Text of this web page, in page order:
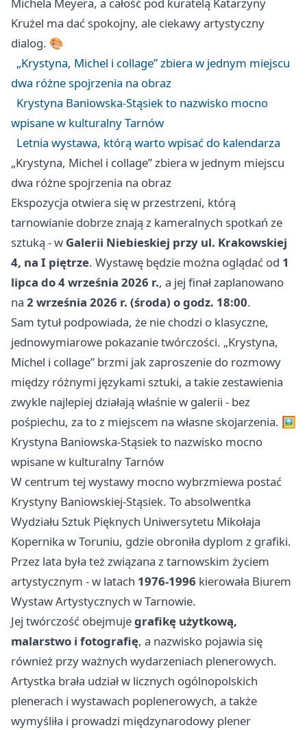
Michela Meyera, a całość pod kuratelą Katarzyny
Krużel ma dać spokojny, ale ciekawy artystyczny
dialog. 🎨
„Krystyna, Michel i collage” zbiera w jednym miejscu
dwa różne spojrzenia na obraz
Krystyna Baniowska-Stąsiek to nazwisko mocno
wpisane w kulturalny Tarnów
Letnia wystawa, którą warto wpisać do kalendarza
„Krystyna, Michel i collage” zbiera w jednym miejscu
dwa różne spojrzenia na obraz
Ekspozycja otwiera się w przestrzeni, którą
tarnowianie dobrze znają z kameralnych spotkań ze
sztuką - w Galerii Niebieskiej przy ul. Krakowskiej
4, na I piętrze. Wystawę będzie można oglądać od 1
lipca do 4 września 2026 r., a jej finał zaplanowano
na 2 września 2026 r. (środa) o godz. 18:00.
Sam tytuł podpowiada, że nie chodzi o klasyczne,
jednowymiarowe pokazanie twórczości. „Krystyna,
Michel i collage” brzmi jak zaproszenie do rozmowy
między różnymi językami sztuki, a takie zestawienia
zwykle najlepiej działają właśnie w galerii - bez
pośpiechu, za to z miejscem na własne skojarzenia. 🖼️
Krystyna Baniowska-Stąsiek to nazwisko mocno
wpisane w kulturalny Tarnów
W centrum tej wystawy mocno wybrzmiewa postać
Krystyny Baniowskiej-Stąsiek. To absolwentka
Wydziału Sztuk Pięknych Uniwersytetu Mikołaja
Kopernika wToruniu, gdzie obroniła dyplom z grafiki.
Przez lata była też związana z tarnowskim życiem
artystycznym - w latach 1976-1996 kierowała Biurem
Wystaw Artystycznych w Tarnowie.
Jej twórczość obejmujegrafikę użytkową,
malarstwo i fotografię, a nazwisko pojawia się
również przy ważnych wydarzeniach plenerowych.
Artystka brała udział w licznych ogólnopolskich
plenerach i wystawach poplenerowych, a także
wymyśliła i prowadzi międzynarodowy plener